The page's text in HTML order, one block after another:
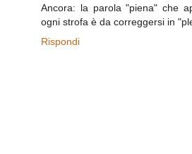
Ancora: la parola "piena" che
ogni strofa è da correggersi in
Rispondi